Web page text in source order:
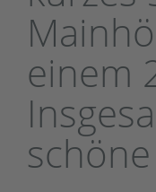
einem